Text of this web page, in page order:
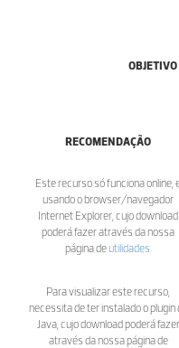
RECOMENDAÇÃO
Este recurso só funciona online,
usando o browser/navegador
Internet Explorer, cujo download
poderá fazer através da nossa
página deutilidades
Para visualizar este recurso,
necessita de ter instalado o plugin
Java, cujo download poderá fazer
através da nossa página de